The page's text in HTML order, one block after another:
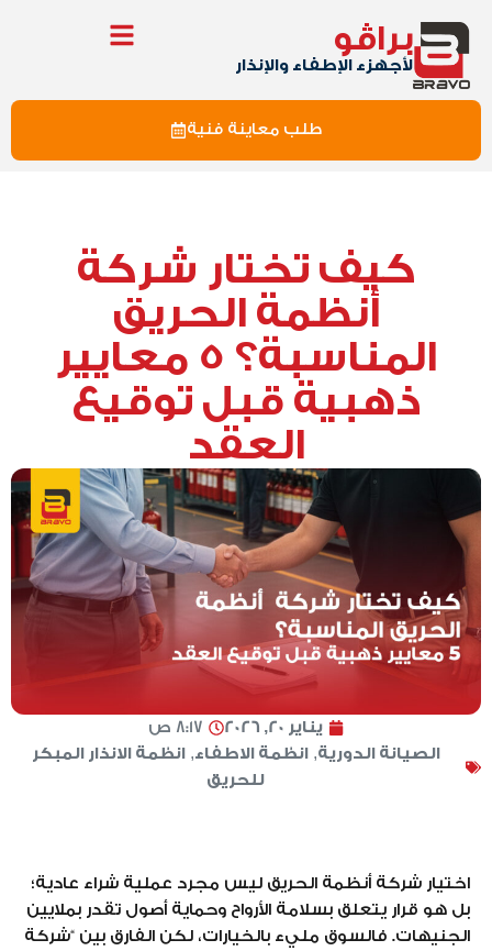
براڤو
لأجهزء الإطفاء والإنذار
طلب معاينة فنية
كيف تختار شركة
أنظمة الحريق
المناسبة؟ 5 معايير
ذهبية قبل توقيع
العقد
يناير 20, 2026
8:17 ص
الصيانة الدورية,انظمة الاطفاء,انظمة الانذار المبكر
للحريق
اختيار شركة أنظمة الحريق ليس مجرد عملية شراء عادية؛
بل هو قرار يتعلق بسلامة الأرواح وحماية أصول تقدر بملايين
الجنيهات. فالسوق مليء بالخيارات، لكن الفارق بين “شركة